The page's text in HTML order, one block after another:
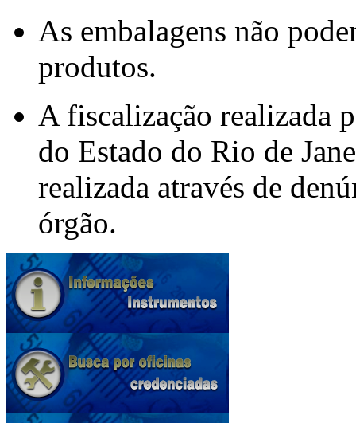
As embalagens não
produtos.
A fiscalização realizada
do Estado do Rio de
realizada através de
órgão.